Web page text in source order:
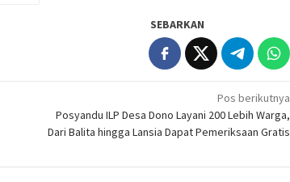
SEBARKAN
Pos berikutnya
Posyandu ILP Desa Dono Layani 200 Lebih Warga,
Dari Balita hingga Lansia Dapat Pemeriksaan Gratis